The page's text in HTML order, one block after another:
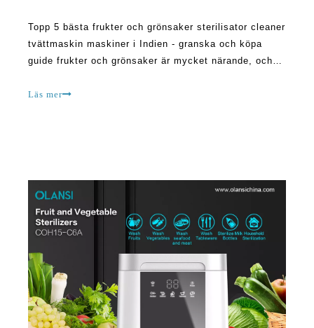
Topp 5 bästa frukter och grönsaker sterilisator cleaner
tvättmaskin maskiner i Indien - granska och köpa
guide frukter och grönsaker är mycket närande, och
vitaminer och kostfiber som är nödvändiga för
Läs mer